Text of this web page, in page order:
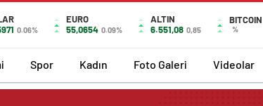
0.06%
EURO
55,0654 0.09%
ALTIN
6.551,08 0,85
BITCOIN
%
Spor Kadın Foto Galeri Videolar